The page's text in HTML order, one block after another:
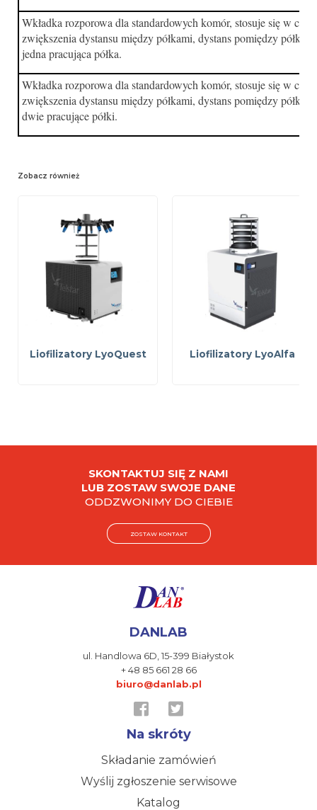
Wkładka rozporowa dla standardowych komór, stosuje się w celu
zwiększenia dystansu między półkami, dystans pomiędzy
jedna pracująca półka.
Wkładka rozporowa dla standardowych komór, stosuje się w celu
zwiększenia dystansu między półkami, dystans pomiędzy
dwie pracujące półki.
Zobacz również
Liofilizatory LyoQuest Liofilizatory LyoAlfa
SKONTAKTUJ SIĘ Z NAMI
LUB ZOSTAW SWOJE DANE
ODDZWONIMY DO CIEBIE
ZOSTAW KONTAKT
DANLAB
ul. Handlowa 6D,15-399 Białystok
+ 48 85 661 28 66
biuro@danlab.pl
Na skróty
Składanie zamówień
Wyślij zgłoszenie serwisowe
Katalog